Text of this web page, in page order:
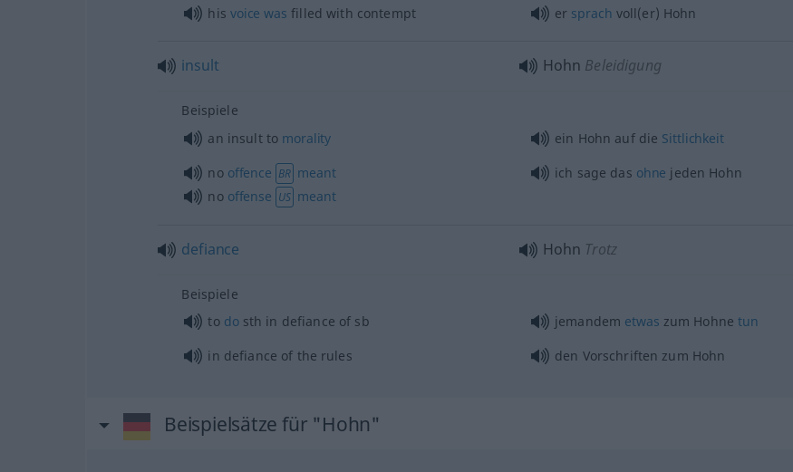
his voice was filled with contempt er sprach voll(er) Hohn
insult Hohn Beleidigung
Beispiele
an insult to morality ein Hohn auf die Sittlichkeit
no offence BR meant
no offense US meant
ich sage das ohne jeden Hohn
defiance Hohn Trotz
Beispiele
to dosth in defiance of sb jemandem etwas zum Hohnetun
in defiance of the rules
den Vorschriften zum Hohn
Beispielsätze für "Hohn"